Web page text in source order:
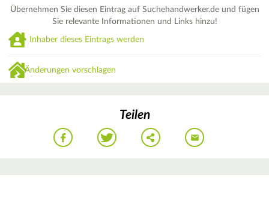
Übernehmen Sie diesen Eintrag auf Suchehandwerker.de und fügen
Sie relevante Informationen und Links hinzu!
Inhaber dieses Eintrags werden
Änderungen vorschlagen
Teilen